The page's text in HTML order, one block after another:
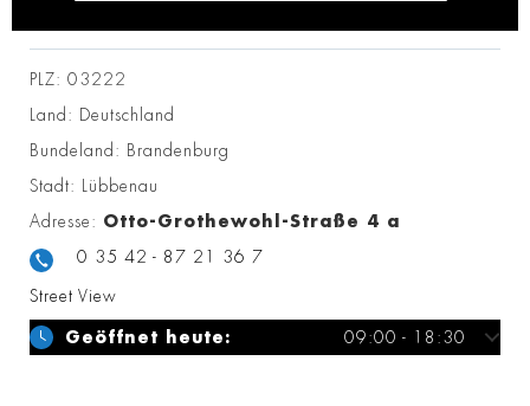
PLZ: 03222
Land: Deutschland
Bundeland: Brandenburg
Stadt: Lübbenau
Adresse: Otto-Grothewohl-Straße 4 a
0 35 42 - 87 21 36 7
Street View
Geöffnet heute: 09:00 - 18:30